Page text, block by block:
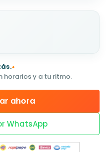
•
horarios y a tu ritmo.
ahora
WhatsApp